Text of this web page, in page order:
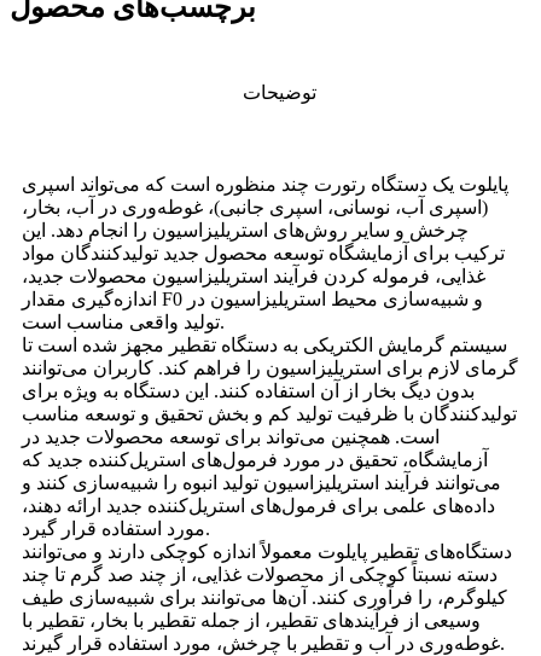
برچسب‌های محصول
توضیحات
پایلوت یک دستگاه رتورت چند منظوره است که می‌تواند اسپری
(اسپری آب، نوسانی، اسپری جانبی)، غوطه‌وری در آب، بخار،
چرخش و سایر روش‌های استریلیزاسیون را انجام دهد. این
ترکیب برای آزمایشگاه توسعه محصول جدید تولیدکنندگان مواد
غذایی، فرموله کردن فرآیند استریلیزاسیون محصولات جدید،
اندازه‌گیری مقدار F0 و شبیه‌سازی محیط استریلیزاسیون در
تولید واقعی مناسب است.
سیستم گرمایش الکتریکی به دستگاه تقطیر مجهز شده است تا
گرمای لازم برای استریلیزاسیون را فراهم کند. کاربران می‌توانند
بدون دیگ بخار از آن استفاده کنند. این دستگاه به ویژه برای
تولیدکنندگان با ظرفیت تولید کم و بخش تحقیق و توسعه مناسب
است. همچنین می‌تواند برای توسعه محصولات جدید در
آزمایشگاه، تحقیق در مورد فرمول‌های استریل‌کننده جدید که
می‌توانند فرآیند استریلیزاسیون تولید انبوه را شبیه‌سازی کنند و
داده‌های علمی برای فرمول‌های استریل‌کننده جدید ارائه دهند،
مورد استفاده قرار گیرد.
دستگاه‌های تقطیر پایلوت معمولاً اندازه کوچکی دارند و می‌توانند
دسته نسبتاً کوچکی از محصولات غذایی، از چند صد گرم تا چند
کیلوگرم، را فرآوری کنند. آن‌ها می‌توانند برای شبیه‌سازی طیف
وسیعی از فرآیندهای تقطیر، از جمله تقطیر با بخار، تقطیر با
غوطه‌وری در آب و تقطیر با چرخش، مورد استفاده قرار گیرند.